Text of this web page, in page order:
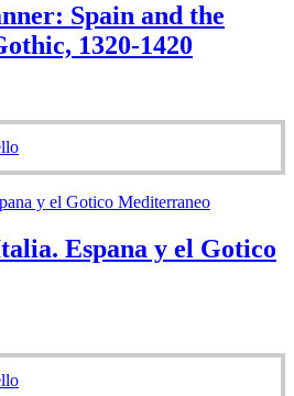
Spain and the
1320-1420
Espana y el Gotico